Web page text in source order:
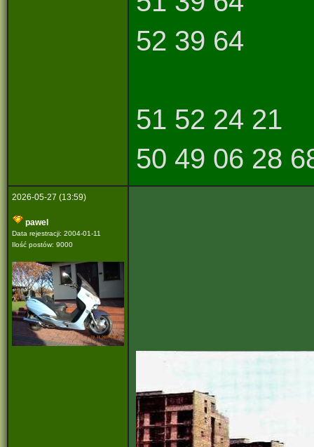
52 39 64
51 52 24 21
50 49 06 28
2026-05-27 (13:59)
pawel
Data rejestracji: 2004-01-11
Ilość postów: 9000